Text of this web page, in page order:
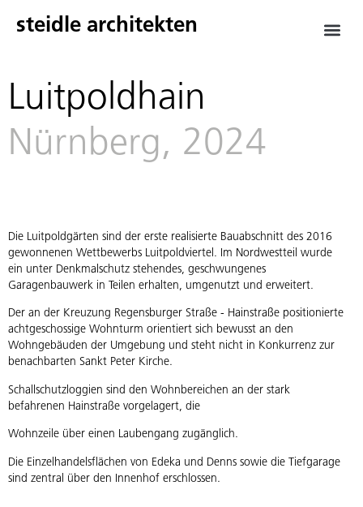
steidle architekten
Luitpoldhain
Nürnberg, 2024
Die Luitpoldgärten sind der erste realisierte Bauabschnitt des 2016
gewonnenen Wettbewerbs Luitpoldviertel. Im Nordwestteil wurde
ein unter Denkmalschutz stehendes, geschwungenes
Garagenbauwerk in Teilen erhalten, umgenutzt und erweitert.
Der an der Kreuzung Regensburger Straße - Hainstraße positionierte
achtgeschossige Wohnturm orientiert sich bewusst an den
Wohngebäuden der Umgebung und steht nicht in Konkurrenz zur
benachbarten Sankt Peter Kirche.
Schallschutzloggien sind den Wohnbereichen an der stark
befahrenen Hainstraße vorgelagert, die
Wohnzeile über einen Laubengang zugänglich.
Die Einzelhandelsflächen von Edeka und Denns sowie die Tiefgarage
sind zentral über den Innenhof erschlossen.